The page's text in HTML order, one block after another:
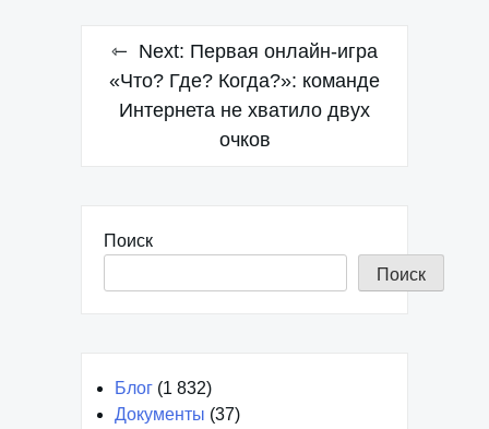
Next: Первая онлайн-игра
«Что? Где? Когда?»: команде
Интернета не хватило двух
очков
Поиск
Поиск
Блог (1 832)
Документы (37)